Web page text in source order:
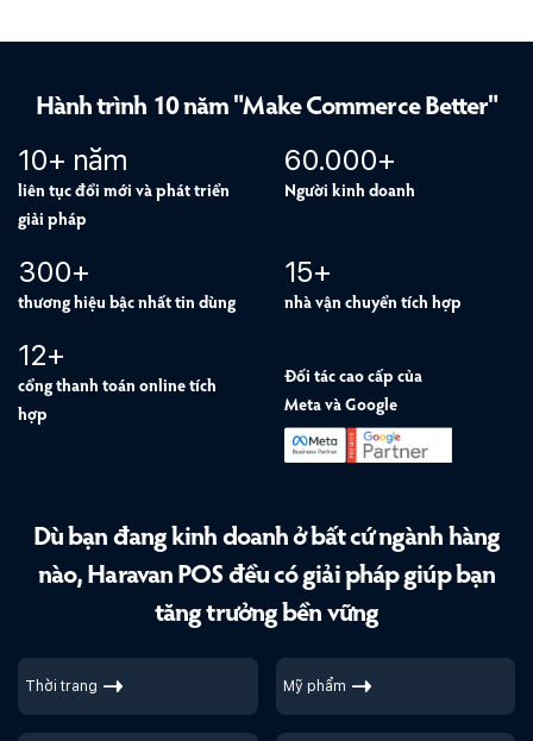
Hành trình 10 năm "Make Commerce Better"
10+ năm
liên tục đổi mới và phát triển
giải pháp
60.000+
Người kinh doanh
300+
thương hiệu bậc nhất tin dùng
15+
nhà vận chuyển tích hợp
12+
cổng thanh toán online tích
hợp
Đối tác cao cấp của
Meta và Google
Dù bạn đang kinh doanh ở bất cứ ngành hàng
nào, Haravan POS đều có giải pháp giúpbạn
tăng trưởng bền vững
Thời trang Mỹ phẩm